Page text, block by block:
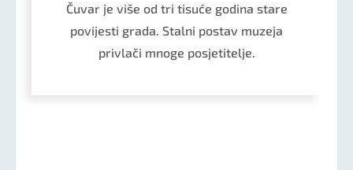
Čuvar je više od tri tisuće godina stare
povijesti grada. Stalni postav muzeja
privlači mnoge posjetitelje.